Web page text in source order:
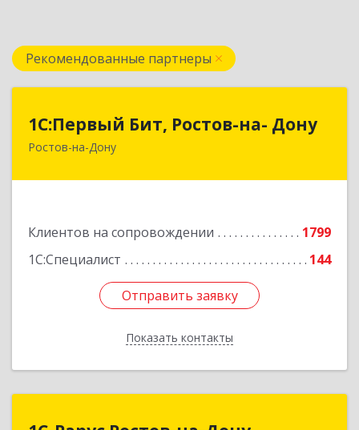
Рекомендованные партнеры
1С:Первый Бит, Ростов-на- Дону
Ростов-на-Дону
Клиентов на сопровождении
1799
1С:Специалист
144
Отправить заявку
Показать контакты
1С:Первый Бит, Ростов-на- Дону
344091, Ростовская обл, Ростов-на-Дону г,
Отправить заявку
Назад